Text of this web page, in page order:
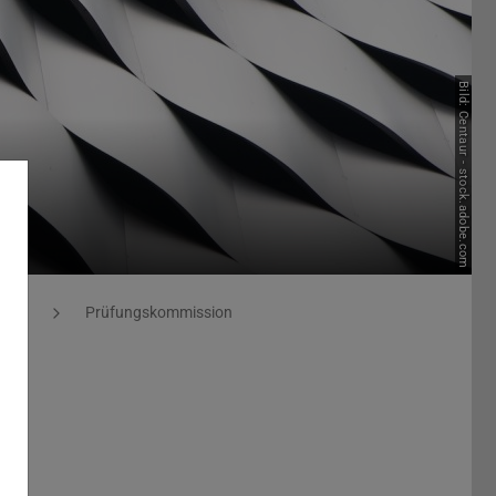
Bild: Centaur - stock.adobe.com
Prüfungskommission